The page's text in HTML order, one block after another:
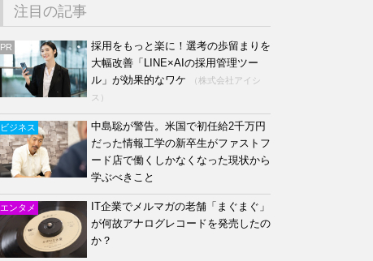
注目の記事
PR
採用をもっと楽に！選考の歩留まりを
大幅改善「LINE×AIの採用管理ツー
ル」が効果的なワケ
（株式会社アイシ
ス）
ビジネス
中島聡が警告。米国で初任給2千万円
だった情報工学の新卒生がファストフ
ード店で働くしかなくなった現状から
学ぶべきこと
エンタメ
IT企業でメルマガの老舗「まぐまぐ」
が何故アナログレコードを発売したの
か？